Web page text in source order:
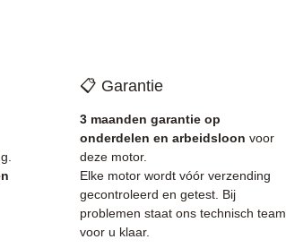
📋 Garantie
3 maanden garantie op
onderdelen en arbeidsloon voor
deze motor.
Elke motor wordt vóór verzending
gecontroleerd en getest. Bij
problemen staat ons technisch team
voor u klaar.